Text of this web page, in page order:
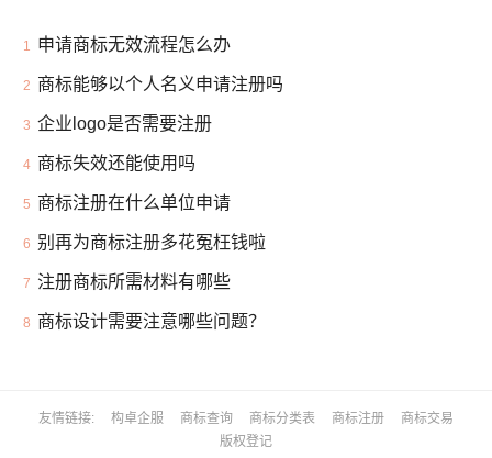
1 申请商标无效流程怎么办
2 商标能够以个人名义申请注册吗
3 企业logo是否需要注册
4 商标失效还能使用吗
5 商标注册在什么单位申请
6 别再为商标注册多花冤枉钱啦
7 注册商标所需材料有哪些
8 商标设计需要注意哪些问题？
友情链接 构卓企服 商标查询 商标分类表 商标注册
商标交易
版权登记